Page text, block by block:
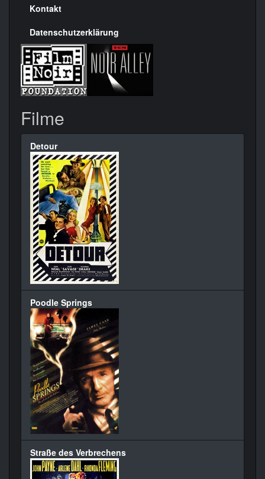
Kontakt
Datenschutzerklärung
Filme
Detour
Poodle Springs
Straße des Verbrechens